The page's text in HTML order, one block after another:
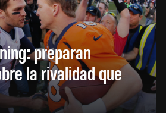
preparan
la rivalidad que